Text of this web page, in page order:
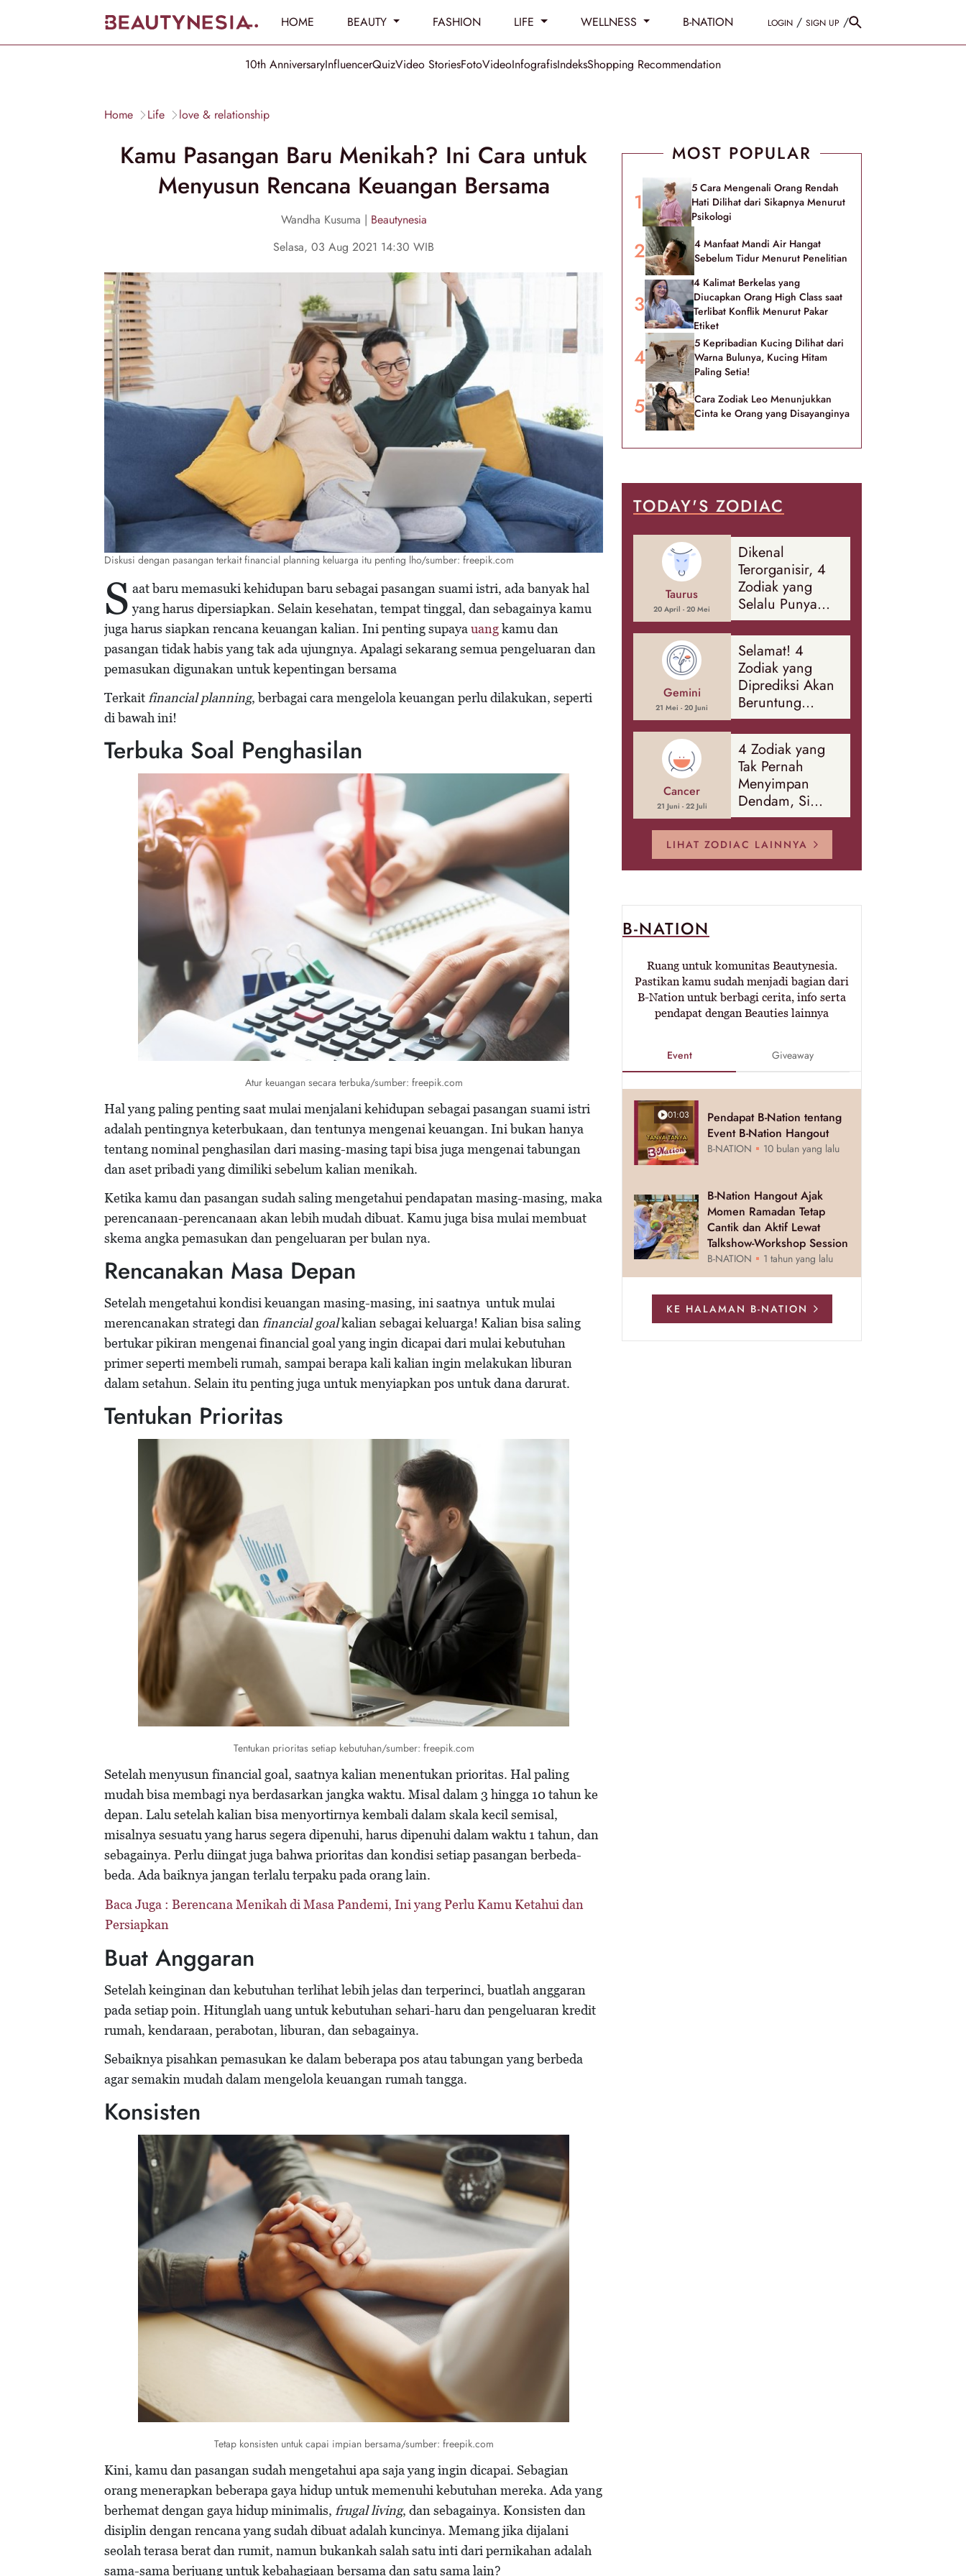
HOME BEAUTY FASHION LIFE WELLNESS B-NATION LOGIN / SIGN UP /
10th AnniversaryInfluencerQuizVideo StoriesFotoVideoInfografisIndeksShopping Recommendation
Home Life love & relationship
Kamu Pasangan Baru Menikah? Ini Cara untuk
Menyusun Rencana Keuangan Bersama
Wandha Kusuma | Beautynesia
Selasa, 03 Aug 2021 14:30 WIB
Diskusi dengan pasangan terkait financial planning keluarga itu penting lho/sumber: freepik.com
S aat baru memasuki kehidupan baru sebagai pasangan suami istri, ada banyak hal
yang harus dipersiapkan. Selain kesehatan, tempat tinggal, dan sebagainya kamu
juga harus siapkan rencana keuangan kalian. Ini penting supayauangkamu dan
pasangan tidak habis yang tak ada ujungnya. Apalagi sekarang semua pengeluaran dan
pemasukan digunakan untuk kepentingan bersama
Terkaitfinancial planning, berbagai cara mengelola keuangan perlu dilakukan, seperti
di bawah ini!
Terbuka Soal Penghasilan
Atur keuangan secara terbuka/sumber: freepik.com
Hal yang paling penting saat mulai menjalani kehidupan sebagai pasangan suami istri
adalah pentingnya keterbukaan, dan tentunya mengenai keuangan. Ini bukan hanya
tentang nominal penghasilan dari masing-masing tapi bisa juga mengenai tabungan
dan aset pribadi yang dimiliki sebelum kalian menikah.
Ketika kamu dan pasangan sudah saling mengetahui pendapatan masing-masing, maka
perencanaan-perencanaan akan lebih mudah dibuat. Kamu juga bisa mulai membuat
skema angka pemasukan dan pengeluaran per bulan nya.
Rencanakan Masa Depan
Setelah mengetahui kondisi keuangan masing-masing, ini saatnya untuk mulai
merencanakan strategi danfinancial goalkalian sebagai keluarga! Kalian bisa saling
bertukar pikiran mengenai financial goal yang ingin dicapai dari mulai kebutuhan
primer seperti membeli rumah, sampai berapa kali kalian ingin melakukan liburan
dalam setahun. Selain itu penting juga untuk menyiapkan pos untuk dana darurat.
Tentukan Prioritas
Tentukan prioritas setiap kebutuhan/sumber: freepik.com
Setelah menyusun financial goal, saatnya kalian menentukan prioritas. Hal paling
mudah bisa membagi nya berdasarkan jangka waktu. Misal dalam 3 hingga 10 tahun ke
depan. Lalu setelah kalian bisa menyortirnya kembali dalam skala kecil semisal,
misalnya sesuatu yang harus segera dipenuhi, harus dipenuhi dalam waktu 1 tahun, dan
sebagainya. Perlu diingat juga bahwa prioritas dan kondisi setiap pasangan berbeda-
beda. Ada baiknya jangan terlalu terpaku pada orang lain.
Baca Juga : Berencana Menikah di Masa Pandemi, Ini yang Perlu Kamu Ketahui dan
Persiapkan
Buat Anggaran
Setelah keinginan dan kebutuhan terlihat lebih jelas dan terperinci, buatlah anggaran
pada setiap poin. Hitunglah uang untuk kebutuhan sehari-haru dan pengeluaran kredit
rumah, kendaraan, perabotan, liburan, dan sebagainya.
Sebaiknya pisahkan pemasukan ke dalam beberapa pos atau tabungan yang berbeda
agar semakin mudah dalam mengelola keuangan rumah tangga.
Konsisten
Tetap konsisten untuk capai impian bersama/sumber: freepik.com
Kini, kamu dan pasangan sudah mengetahui apa saja yang ingin dicapai. Sebagian
orang menerapkan beberapa gaya hidup untuk memenuhi kebutuhan mereka. Ada yang
berhemat dengan gaya hidup minimalis, frugal living, dan sebagainya. Konsisten dan
disiplin dengan rencana yang sudah dibuat adalah kuncinya. Memang jika dijalani
seolah terasa berat dan rumit, namun bukankah salah satu inti dari pernikahan adalah
sama-sama berjuang untuk kebahagiaan bersama dan satu sama lain?
MOST POPULAR
5 Cara Mengenali Orang Rendah
Hati Dilihat dari Sikapnya Menurut
Psikologi
4 Manfaat Mandi Air Hangat
Sebelum Tidur Menurut Penelitian
4 Kalimat Berkelas yang
Diucapkan Orang High Class saat
Terlibat Konflik Menurut Pakar
Etiket
5 Kepribadian Kucing Dilihat dari
Warna Bulunya, Kucing Hitam
Paling Setia!
Cara Zodiak Leo Menunjukkan
Cinta ke Orang yang Disayanginya
TODAY'S ZODIAC
Taurus
20 April - 20 Mei
Dikenal
Terorganisir, 4
Zodiak yang
Selalu Punya
Rencana
Cadangan Soal
Banyak Hal
Gemini
21 Mei - 20 Juni
Selamat! 4
Zodiak yang
Diprediksi Akan
Beruntung
Sepanjang
Agustus 2026
Cancer
21 Juni - 22 Juli
4 Zodiak yang
Tak Pernah
Menyimpan
Dendam, Si
Paling Mudah
Memaafkan!
LIHAT ZODIAC LAINNYA
B-NATION
Ruang untuk komunitas Beautynesia.
Pastikan kamu sudah menjadi bagian dari
B-Nation untuk berbagi cerita, info serta
pendapat dengan Beauties lainnya
Event Giveaway
01:03
Pendapat B-Nation tentang
Event B-Nation Hangout
B-NATION 10 bulan yang lalu
B-Nation Hangout Ajak
Momen Ramadan Tetap
Cantik dan Aktif Lewat
Talkshow-Workshop Session
B-NATION 1 tahun yang lalu
KE HALAMAN B-NATION